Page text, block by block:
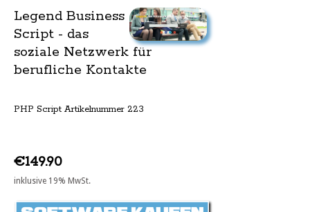
Legend Business
Script - das
soziale Netzwerk für
berufliche Kontakte
PHP Script Artikelnummer 223
€149.90
inklusive 19% MwSt.